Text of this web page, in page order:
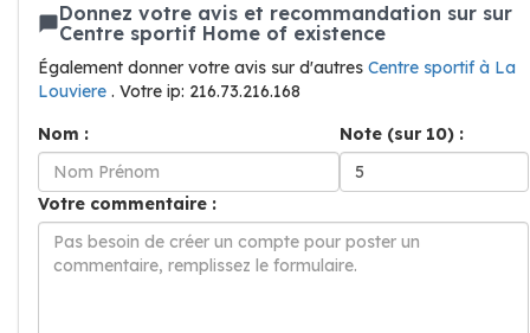
Donnez votre avis et recommandation sur sur
Centre sportif Home of existence
Également donner votre avis sur d'autres Centre sportif à La
Louviere . Votre ip: 216.73.216.168
Nom :
Note (sur 10) :
Votre commentaire :